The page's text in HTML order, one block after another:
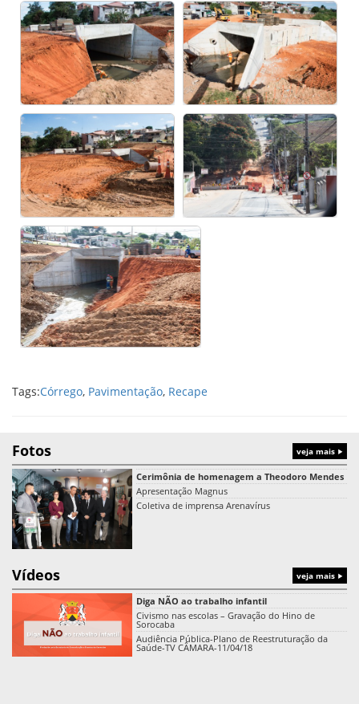
Tags:Córrego, Pavimentação, Recape
Fotos veja mais
Cerimônia de homenagem a Theodoro Mendes
Apresentação Magnus
Coletiva de imprensa Arenavírus
Vídeos veja mais
Diga NÃO ao trabalho infantil
Civismo nas escolas – Gravação do Hino de
Sorocaba
Audiência Pública-Plano de Reestruturação da
Saúde-TV CÂMARA-11/04/18